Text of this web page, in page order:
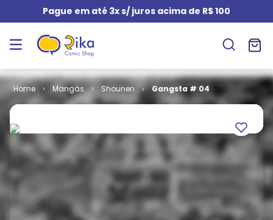
Pague em até 3x s/ juros acima de R$ 100
Mangás Shounen Gangsta # 04